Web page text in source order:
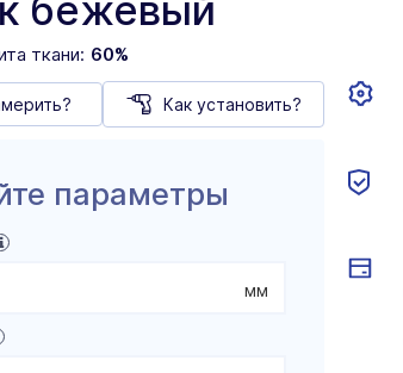
бежевый
ткани: 60%
Как установить?
параметры
мм